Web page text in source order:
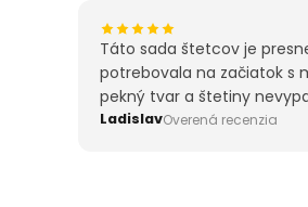
Táto sada štetcov je
potrebovala na začiatok s
pekný tvar a štetiny
LadislavOverená recenzia